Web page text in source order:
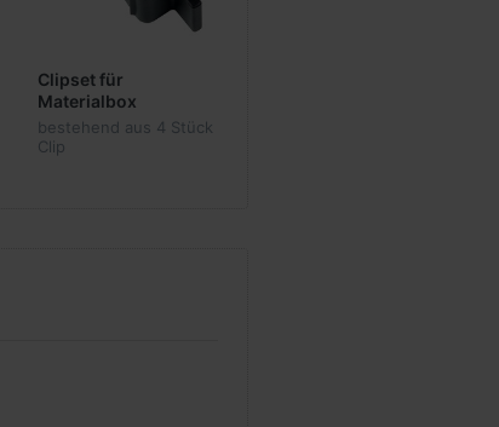
Clipset für
Materialbox
bestehend aus 4 Stück
Clip